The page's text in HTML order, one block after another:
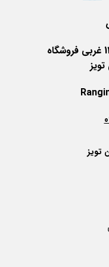
اهواز کیان آباد نبش خیابان 12 غربی فروشگاه
تویز